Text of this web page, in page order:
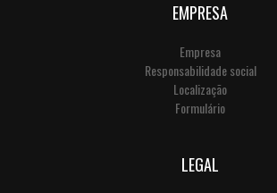
EMPRESA
Empresa
Responsabilidade social
Localização
Formulário
LEGAL